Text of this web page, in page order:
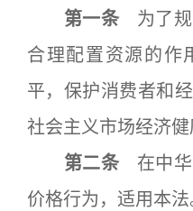
第一条 为了规
合理配置资源的作
平，保护消费者和
社会主义市场经济健
第二条 在中华
价格行为，适用本法